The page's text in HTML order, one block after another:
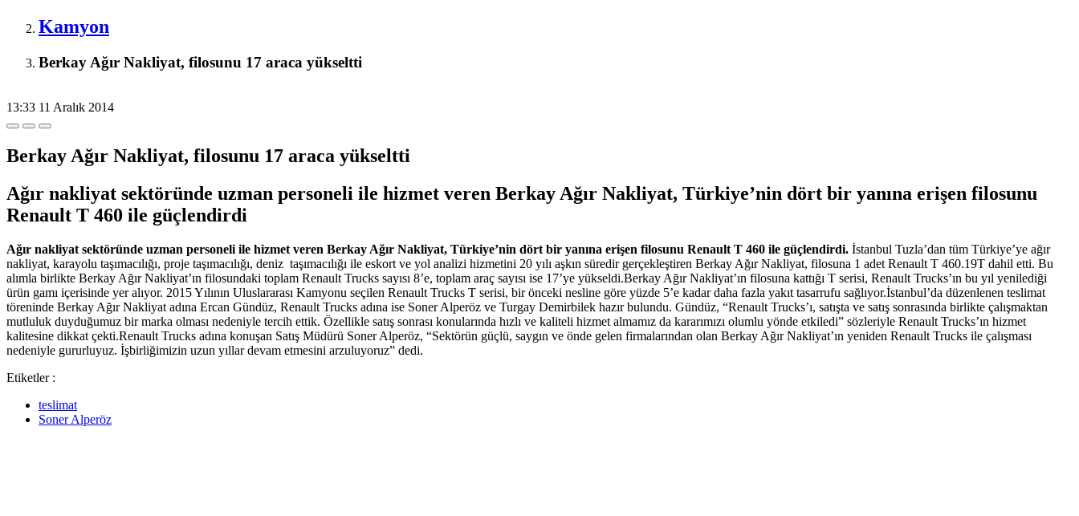
Kamyon
Berkay Ağır Nakliyat, filosunu 17 araca yükseltti
13:33 11 Aralık 2014
Berkay Ağır Nakliyat, filosunu 17 araca yükseltti
Ağır nakliyat sektöründe uzman personeli ile hizmet veren Berkay Ağır Nakliyat, Türkiye’nin dört bir yanına erişen filosunu
Renault T 460 ile güçlendirdi
Ağır nakliyat sektöründe uzman personeli ile hizmet veren Berkay Ağır Nakliyat, Türkiye’nin dört bir yanına erişen filosunu Renault T 460 ile güçlendirdi. İstanbul Tuzla’dan tüm Türkiye’ye ağır
nakliyat, karayolu taşımacılığı, proje taşımacılığı, deniz taşımacılığı ile eskort ve yol analizi hizmetini 20 yılı aşkın süredir gerçekleştiren Berkay Ağır Nakliyat, filosuna 1 adet Renault T 460.19T dahil etti. Bu
alımla birlikte Berkay Ağır Nakliyat’ın filosundaki toplam Renault Trucks sayısı 8’e, toplam araç sayısı ise 17’ye yükseldi.Berkay Ağır Nakliyat’ın filosuna kattığı T serisi, Renault Trucks’ın bu yıl yenilediği
ürün gamı içerisinde yer alıyor. 2015 Yılının Uluslararası Kamyonu seçilen Renault Trucks T serisi, bir önceki nesline göre yüzde 5’e kadar daha fazla yakıt tasarrufu sağlıyor.İstanbul’da düzenlenen teslimat
töreninde Berkay Ağır Nakliyat adına Ercan Gündüz, Renault Trucks adına ise Soner Alperöz ve Turgay Demirbilek hazır bulundu. Gündüz, “Renault Trucks’ı, satışta ve satış sonrasında birlikte çalışmaktan
mutluluk duyduğumuz bir marka olması nedeniyle tercih ettik. Özellikle satış sonrası konularında hızlı ve kaliteli hizmet almamız da kararımızı olumlu yönde etkiledi” sözleriyle Renault Trucks’ın hizmet
kalitesine dikkat çekti.Renault Trucks adına konuşan Satış Müdürü Soner Alperöz, “Sektörün güçlü, saygın ve önde gelen firmalarından olan Berkay Ağır Nakliyat’ın yeniden Renault Trucks ile çalışması
nedeniyle gururluyuz. İşbirliğimizin uzun yıllar devam etmesini arzuluyoruz” dedi.
Etiketler :
teslimat
Soner Alperöz